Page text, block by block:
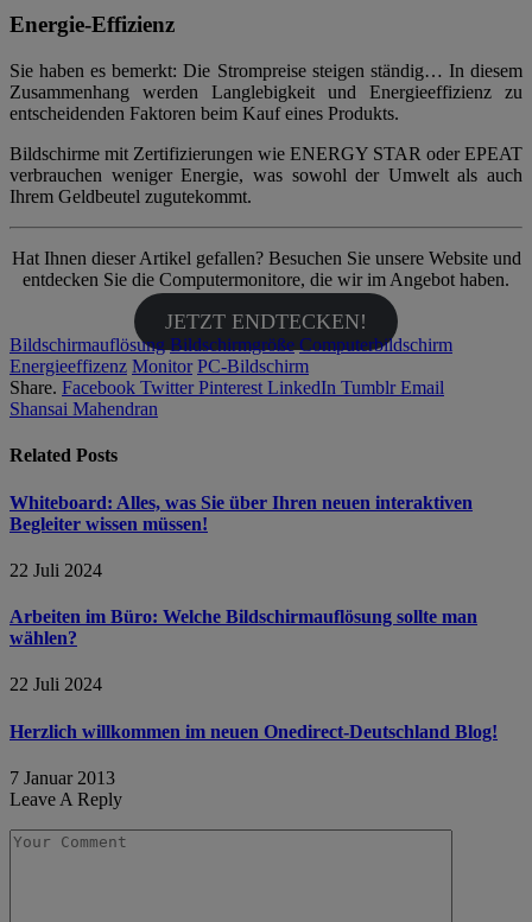
Energie-Effizienz
Sie haben es bemerkt: Die Strompreise steigen ständig… In diesem
Zusammenhang werden Langlebigkeit und Energieeffizienz zu
entscheidenden Faktoren beim Kauf eines Produkts.
Bildschirme mit Zertifizierungen wie ENERGY STAR oder EPEAT
verbrauchen weniger Energie, was sowohl der Umwelt als auch
Ihrem Geldbeutel zugutekommt.
Hat Ihnen dieser Artikel gefallen? Besuchen Sie unsere Website und
entdecken Sie die Computermonitore, die wir im Angebot haben.
JETZT ENDTECKEN!
Bildschirmauflösung Bildschirmgröße Computerbildschirm
Energieeffizenz Monitor PC-Bildschirm
Share. Facebook Twitter Pinterest LinkedIn Tumblr Email
Shansai Mahendran
Related Posts
Whiteboard: Alles, was Sie über Ihren neuen interaktiven
Begleiter wissen müssen!
22 Juli 2024
Arbeiten im Büro: Welche Bildschirmauflösung sollte man
wählen?
22 Juli 2024
Herzlich willkommen im neuen Onedirect-Deutschland Blog!
7 Januar 2013
Leave A Reply